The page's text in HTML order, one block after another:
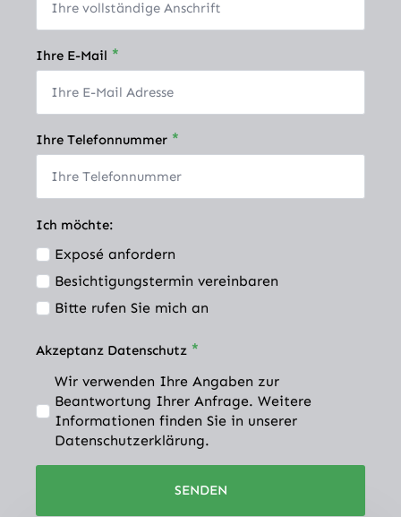
Ihre E-Mail *
Ihre Telefonnummer *
Ich möchte:
Exposé anfordern
Besichtigungstermin vereinbaren
Bitte rufen Sie mich an
Akzeptanz Datenschutz *
Wir verwenden Ihre Angaben zur
Beantwortung Ihrer Anfrage. Weitere
Informationen finden Sie in unserer
Datenschutzerklärung.
SENDEN